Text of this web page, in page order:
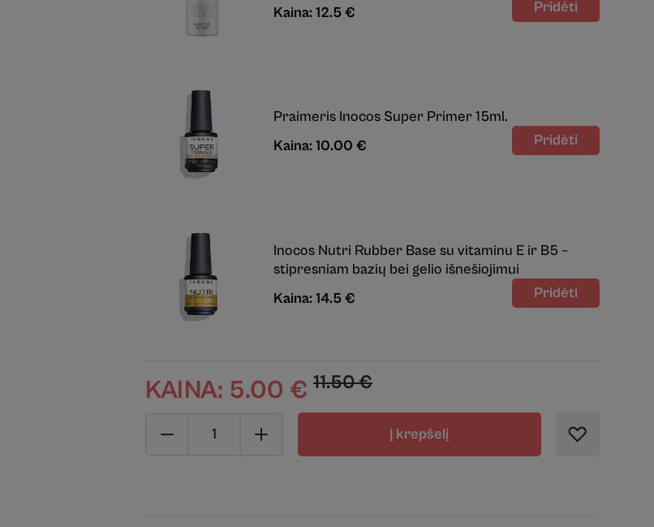
Kaina: 12.5 €
Praimeris Inocos Super Primer 15ml.
Kaina: 10.00 €
Inocos Nutri Rubber Base su vitaminu E ir B5 –
stipresniam bazių bei gelio išnešiojimui
Kaina: 14.5 €
KAINA: 5.00 € 11.50€
Į krepšelį